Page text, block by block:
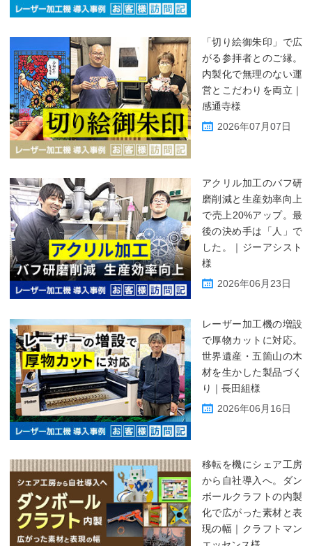
「切り絵御朱印」で広
がる参拝者とのご縁。
内製化で無理のない運
営とこだわりを両立｜
感通寺様
2026年07月07日
アクリル加工のバフ研
磨削減と生産効率向上
で売上20%アップ。最
後の決め手は「人」で
した。｜ジーアシスト
様
2026年06月23日
レーザー加工機の増設
で厚物カットに対応。
世界遺産・五箇山の木
材を生かした製品づく
り｜長田組様
2026年06月16日
移転を機にシェア工房
から自社導入へ。ダン
ボールクラフトの内製
化で広がった素材と表
現の幅｜クラフトマン